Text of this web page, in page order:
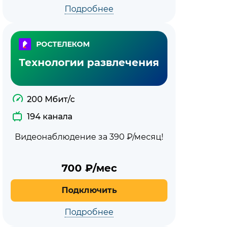
Подробнее
РОСТЕЛЕКОМ
Технологии развлечения
200 Мбит/с
194 канала
Видеонаблюдение за 390 ₽/месяц!
700 ₽/мес
Подключить
Подробнее